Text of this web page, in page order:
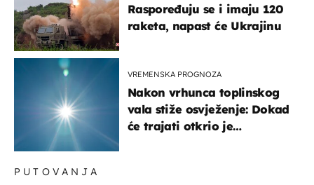
Raspoređuju se i imaju 120
raketa, napast će Ukrajinu
VREMENSKA PROGNOZA
Nakon vrhunca toplinskog
vala stiže osvježenje: Dokad
će trajati otkrio je
PUTOVANJA